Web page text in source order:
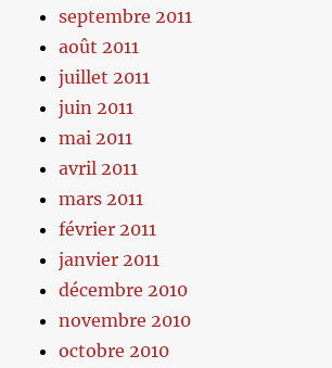
septembre 2011
août 2011
juillet 2011
juin 2011
mai 2011
avril 2011
mars 2011
février 2011
janvier 2011
décembre 2010
novembre 2010
octobre 2010